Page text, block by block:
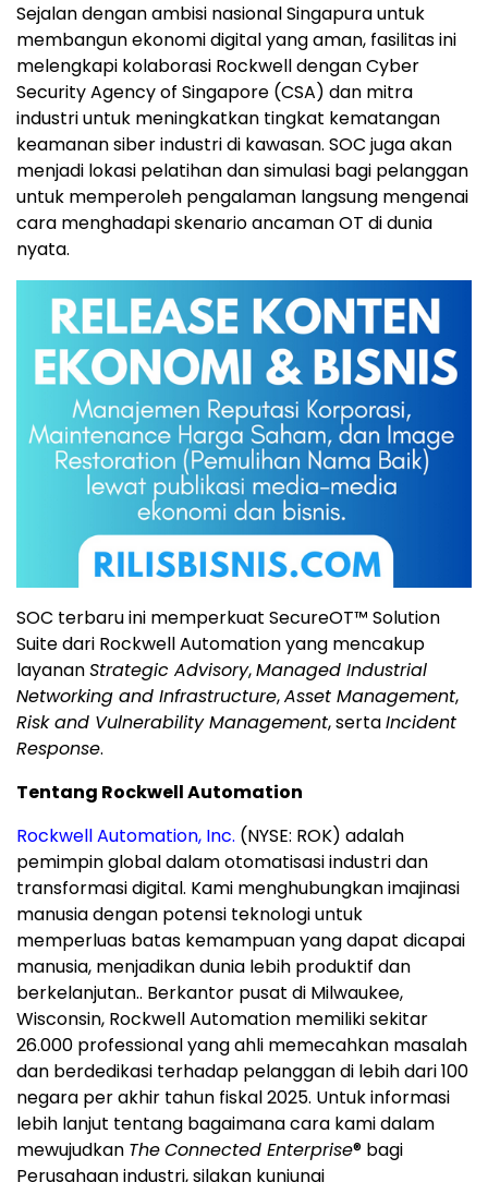
Sejalan dengan ambisi nasional Singapura untuk
membangun ekonomi digital yang aman, fasilitas ini
melengkapi kolaborasi Rockwell dengan Cyber
Security Agency of Singapore (CSA) dan mitra
industri untuk meningkatkan tingkat kematangan
keamanan siber industri di kawasan. SOC juga akan
menjadi lokasi pelatihan dan simulasi bagi pelanggan
untuk memperoleh pengalaman langsung mengenai
cara menghadapi skenario ancaman OT di dunia
nyata.
SOC terbaru ini memperkuat SecureOT™ Solution
Suite dari Rockwell Automation yang mencakup
layananStrategic Advisory,Managed Industrial
Networking and Infrastructure,Asset Management,
Risk and Vulnerability Management, sertaIncident
Response.
Tentang Rockwell Automation
Rockwell Automation, Inc. (NYSE: ROK) adalah
pemimpin global dalam otomatisasi industri dan
transformasi digital. Kami menghubungkan imajinasi
manusia dengan potensi teknologi untuk
memperluas batas kemampuan yang dapat dicapai
manusia, menjadikan dunia lebih produktif dan
berkelanjutan.. Berkantor pusat di Milwaukee,
Wisconsin, Rockwell Automation memiliki sekitar
26.000 professional yang ahli memecahkan masalah
dan berdedikasi terhadap pelanggan di lebih dari 100
negara per akhir tahun fiskal 2025. Untuk informasi
lebih lanjut tentang bagaimana cara kami dalam
mewujudkan TheConnected Enterprise® bagi
Perusahaan industri, silakan kunjungi